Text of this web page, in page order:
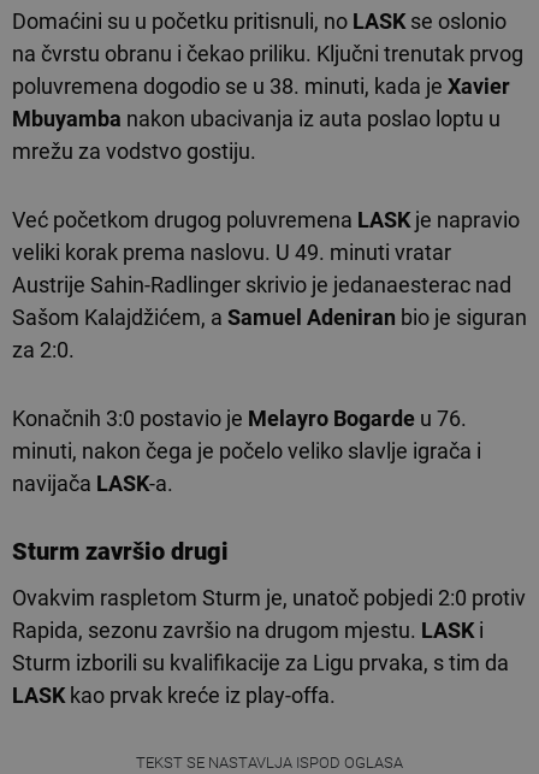
Domaćini su u početku pritisnuli, no LASK se oslonio
na čvrstu obranu i čekao priliku. Ključni trenutak prvog
poluvremena dogodio se u 38. minuti, kada je Xavier
Mbuyamba nakon ubacivanja iz auta poslao loptu u
mrežu za vodstvo gostiju.
Već početkom drugog poluvremena LASK je napravio
veliki korak prema naslovu. U 49. minuti vratar
Austrije Sahin-Radlinger skrivio je jedanaesterac nad
Sašom Kalajdžićem, a Samuel Adeniran bio je siguran
za 2:0.
Konačnih 3:0 postavio je Melayro Bogarde u 76.
minuti, nakon čega je počelo veliko slavlje igrača i
navijača LASK-a.
Sturm završio drugi
Ovakvim raspletom Sturm je, unatoč pobjedi 2:0 protiv
Rapida, sezonu završio na drugom mjestu. LASK i
Sturm izborili su kvalifikacije za Ligu prvaka, s tim da
LASK kao prvak kreće iz play-offa.
TEKST SE NASTAVLJA ISPOD OGLASA